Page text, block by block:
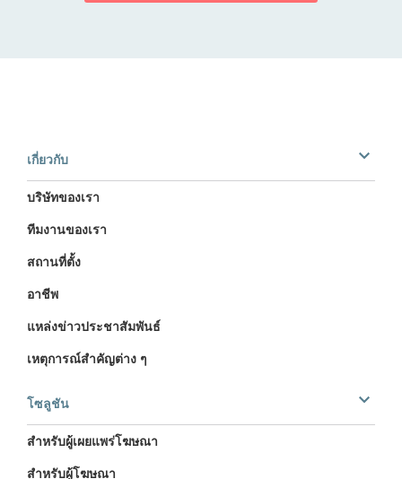
เกี่ยวกับ
บริษัทของเรา
ทีมงานของเรา
สถานที่ตั้ง
อาชีพ
แหล่งข่าวประชาสัมพันธ์
เหตุการณ์สำคัญต่าง ๆ
โซลูชัน
สำหรับผู้เผยแพร่โฆษณา
สำหรับผู้โฆษณา